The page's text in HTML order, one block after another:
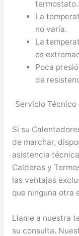
termostato.
La
no varía.
La
es
Poca
de
Servicio Técnico
Si su
de marchar,
asistencia
Calderas y
las ventajas
que ninguna otra
Llame a nuestra
su consulta.